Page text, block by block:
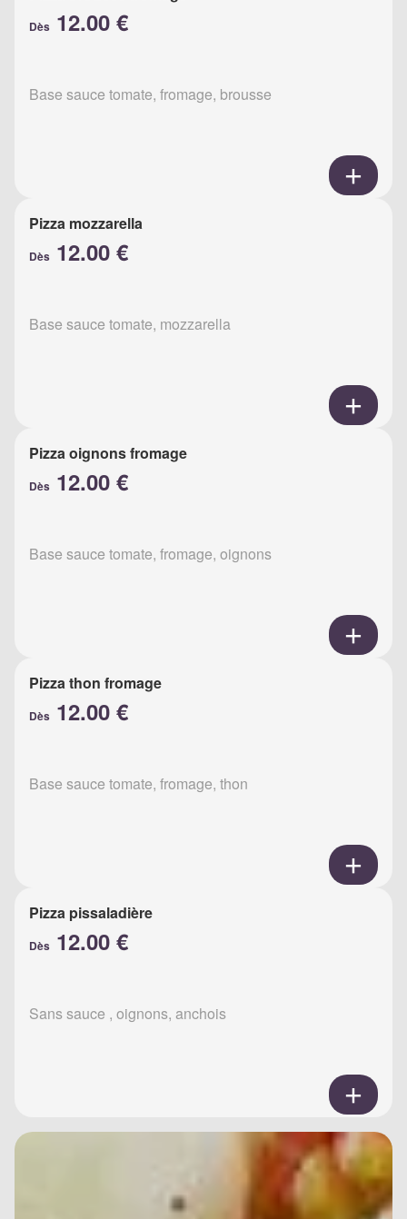
Dès 12.00 €
Base sauce tomate, fromage, brousse
Pizza mozzarella
Dès 12.00 €
Base sauce tomate, mozzarella
Pizza oignons fromage
Dès 12.00 €
Base sauce tomate, fromage, oignons
Pizza thon fromage
Dès 12.00 €
Base sauce tomate, fromage, thon
Pizza pissaladière
Dès 12.00 €
Sans sauce , oignons, anchois